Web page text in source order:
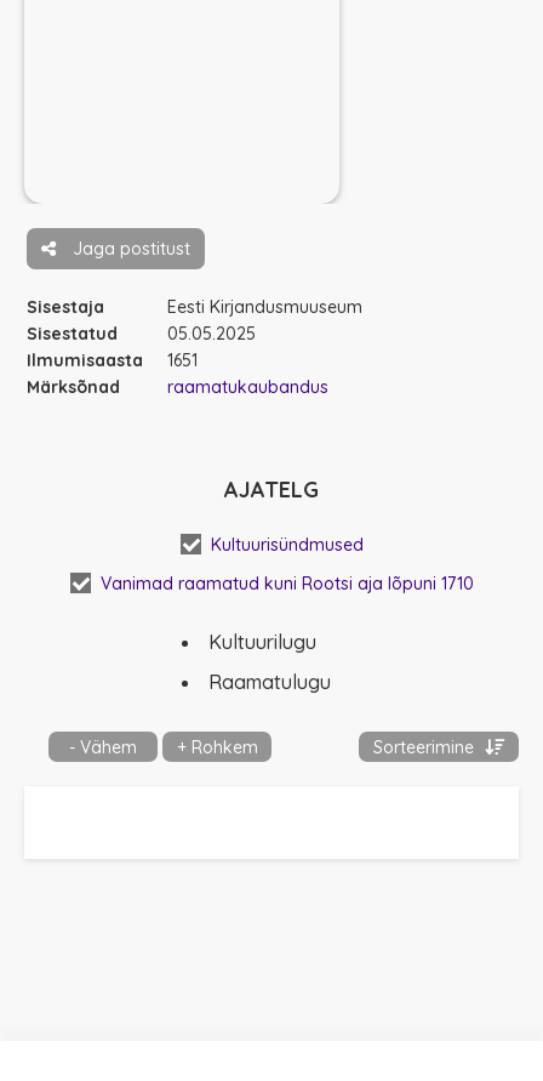
Jaga postitust
Sisestaja
Eesti Kirjandusmuuseum
Sisestatud
05.05.2025
Ilmumisaasta
1651
Märksõnad
raamatukaubandus
AJATELG
Kultuurisündmused
Vanimad raamatud kuni Rootsi aja lõpuni 1710
Kultuurilugu
Raamatulugu
- Vähem + Rohkem Sorteerimine